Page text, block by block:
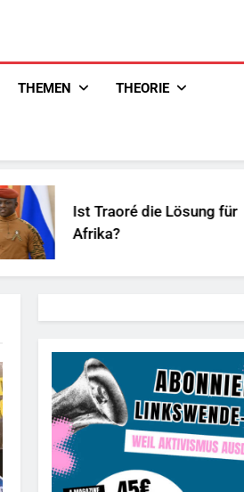
THEMEN THEORIE
Ist Traoré die Lösung für
Afrika?